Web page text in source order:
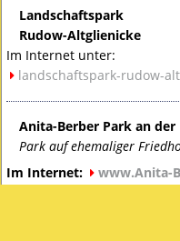
Landschaftspark
Rudow-Altglienicke
Im Internet unter:
landschaftspark-rudow-
Anita-Berber Park an
Park auf ehemaliger
Im Internet:
www.Anita-